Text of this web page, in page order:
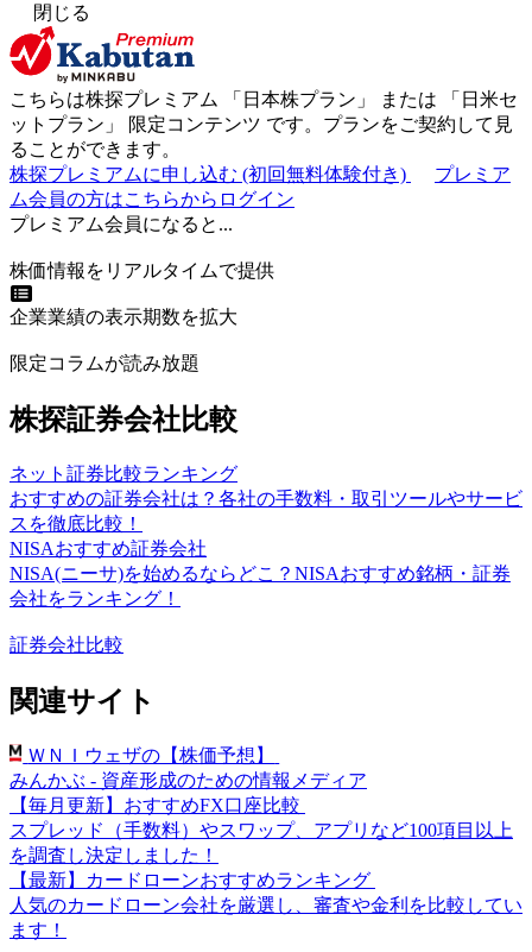
閉じる
こちらは株探プレミアム 「 日本株プラン 」 または 「 日米セ
ットプラン 」 限定コンテンツ です。プランをご契約して見
ることができます。
株探プレミアムに申し込む (初回無料体験付き)
プレミア
ム会員の方はこちらからログイン
プレミアム会員になると...
株価情報をリアルタイムで提供
企業業績の表示期数を拡大
限定コラムが読み放題
株探証券会社比較
ネット証券比較ランキング
おすすめの証券会社は？各社の手数料・取引ツールやサービ
スを徹底比較！
NISAおすすめ証券会社
NISA(ニーサ)を始めるならどこ？NISAおすすめ銘柄・証券
会社をランキング！
証券会社比較
関連サイト
ＷＮＩウェザの【株価予想】
みんかぶ - 資産形成のための情報メディア
【毎月更新】おすすめFX口座比較
スプレッド（手数料）やスワップ、アプリなど100項目以上
を調査し決定しました！
【最新】カードローンおすすめランキング
人気のカードローン会社を厳選し、審査や金利を比較してい
ます！